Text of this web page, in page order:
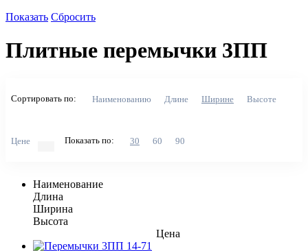
Показать Сбросить
Плитные перемычки 3ПП
Сортировать по: Наименованию Длине Ширине Высоте
Цене Показать по: 30 60 90
Наименование
Длина
Ширина
Высота
Цена